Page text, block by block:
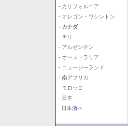
- カリフォルニア
- オレゴン・ワシントン
- カナダ
- チリ
- アルゼンチン
- オーストラリア
- ニュージーランド
- 南アフリカ
- モロッコ
- 日本
日本酒->